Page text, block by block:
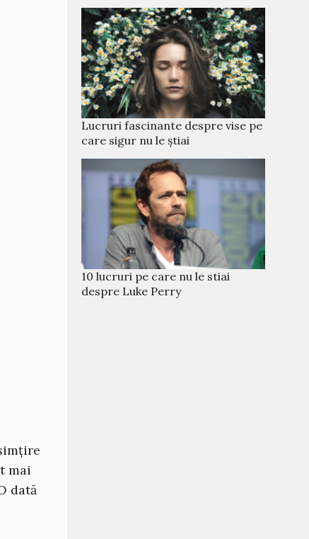
mai
dată
Lucruri fascinante despre vise pe
care sigur nu le știai
10 lucruri pe care nu le stiai
despre Luke Perry